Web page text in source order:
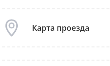
Карта проезда